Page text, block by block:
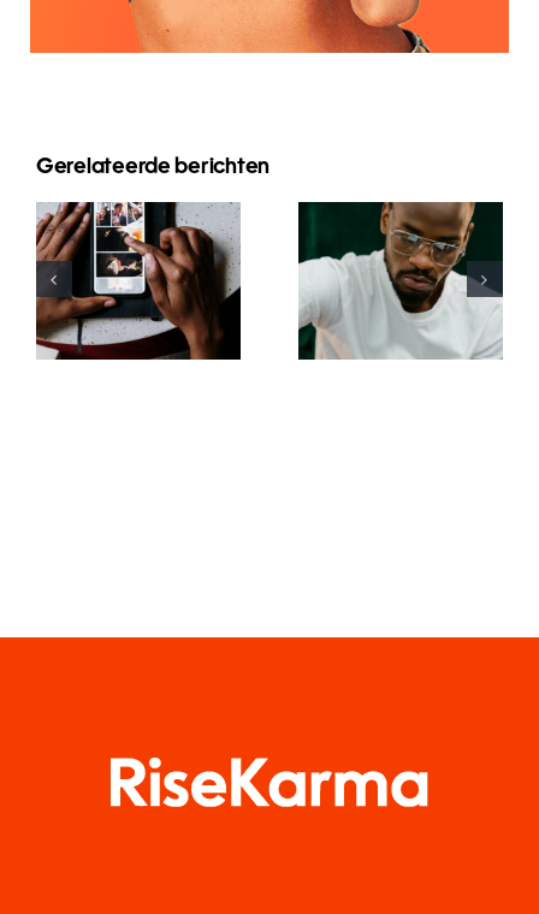
Gerelateerde berichten
Top-Apps
zum
Animieren
von Fotos
für
ansprechende
Top 17 Tipps
zur
Verbesserung
des
Verständnisses
des TikTok-